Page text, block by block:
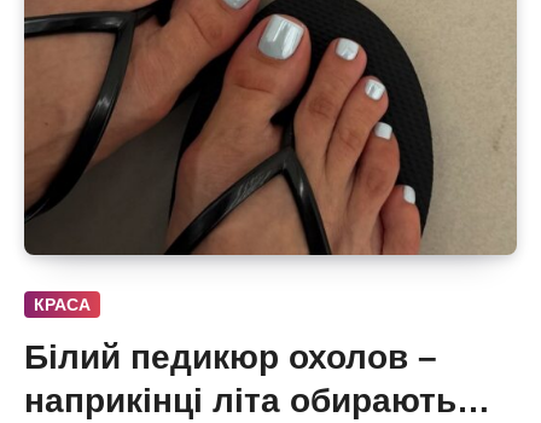
КРАСА
Білий педикюр охолов –
наприкінці літа обирають